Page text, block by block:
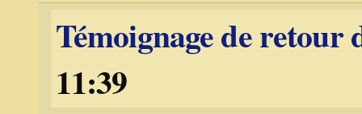
Témoignage de retour
11:39